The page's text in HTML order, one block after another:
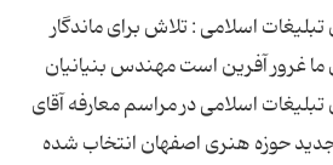
اسلامی : تلاش برای ماندگار
غرور آفرین است مهندس بنیانیان
اسلامی در مراسم معارفه آقای
حوزه هنری اصفهان انتخاب شده